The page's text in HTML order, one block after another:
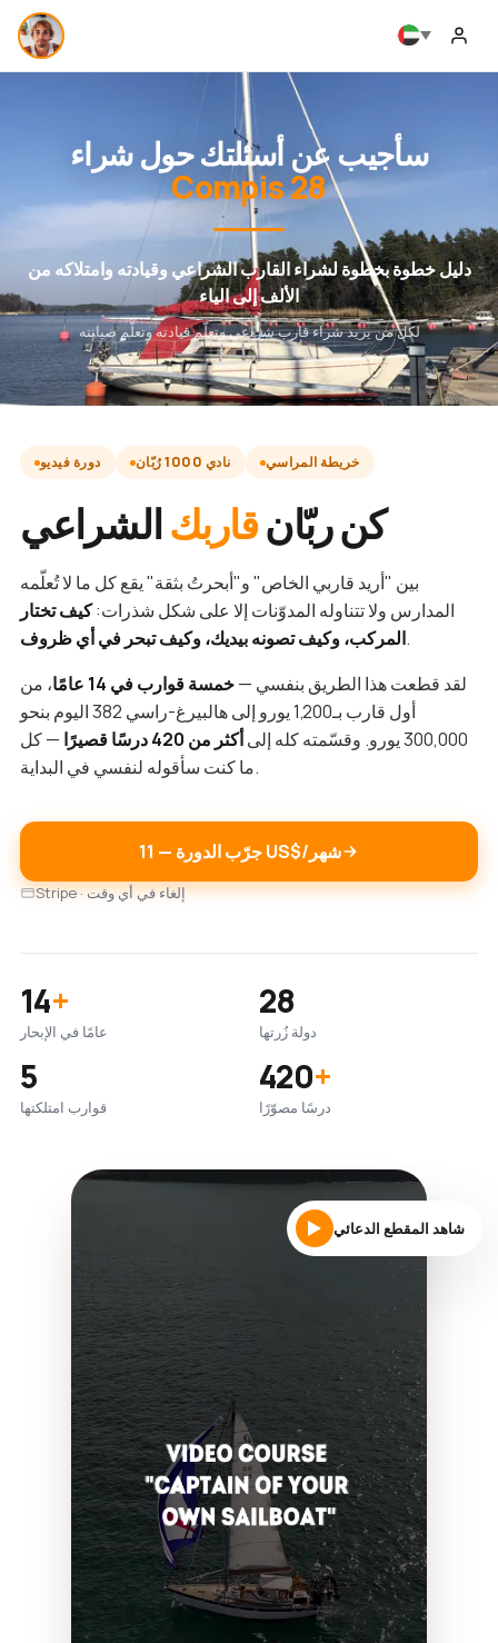
سأجيب عن أسئلتك حول شراء
Compis 28
دليل خطوة بخطوة لشراء القارب الشراعي وقيادته وامتلاكه من
الألف إلى الياء
لكل من يريد شراء قارب شراعي وتعلّم قيادته وتعلّم صيانته
دورة فيديو نادي 1000 رُبّان خريطة المراسي
كن ربّانقاربكالشراعي
بين "أريد قاربي الخاص" و"أبحرتُ بثقة" يقع كل ما لا تُعلّمه
المدارس ولا تتناوله المدوّنات إلا على شكل شذرات:كيف تختار
المركب، وكيف تصونه بيديك، وكيف تبحر في أي ظروف.
لقد قطعت هذا الطريق بنفسي —خمسة قوارب في 14 عامًا
، من
أول قارب بـ1,200 يورو إلى هالبيرغ-راسي 382 اليوم بنحو
300,000 يورو. وقسّمته كله إلى
أكثر من 420 درسًا قصيرًا
— كل
ما كنت سأقوله لنفسي في البداية.
جرّب الدورة — ‏11 US$/شهر
Stripe · إلغاء في أي وقت
14+
عامًا في الإبحار
28
دولة زُرتها
5
قوارب امتلكتها
420+
درسًا مصوّرًا
شاهد المقطع الدعائي